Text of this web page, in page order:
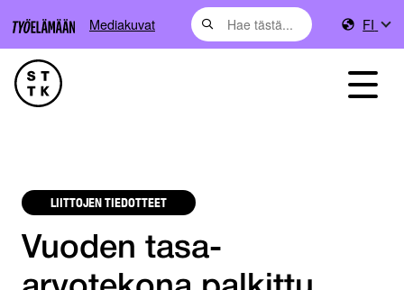
Mediakuvat FI
LIITTOJEN TIEDOTTEET
Vuoden tasa-